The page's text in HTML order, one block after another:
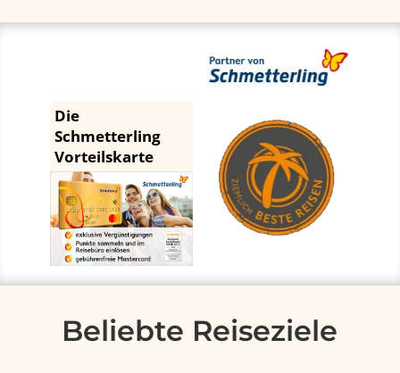
Die
Schmetterling
Vorteilskarte
Beliebte Reiseziele